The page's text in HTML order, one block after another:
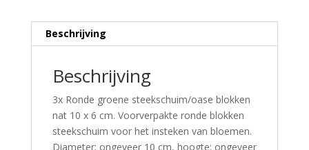
Beschrijving
Beschrijving
3x Ronde groene steekschuim/oase blokken
nat 10 x 6 cm. Voorverpakte ronde blokken
steekschuim voor het insteken van bloemen.
Diameter: ongeveer 10 cm, hoogte: ongeveer